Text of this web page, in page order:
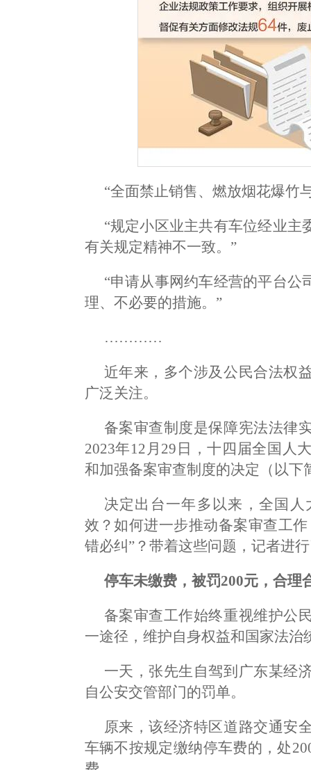
“全面禁止销售、燃放烟花爆竹
“规定小区业主共有车位经业
有关规定精神不一致。”
“申请从事网约车经营的平台
理、不必要的措施。”
…………
近年来，多个涉及公民合法权
广泛关注。
备案审查制度是保障宪法法律
2023年12月29日，十四届全国人
和加强备案审查制度的决定（以下
决定出台一年多以来，全国
效？如何进一步推动备案审查工
错必纠”？带着这些问题，记者进
停车未缴费，被罚200元，合理
备案审查工作始终重视维护公
一途径，维护自身权益和国家法治
一天，张先生自驾到广东某经
自公安交管部门的罚单。
原来，该经济特区道路交通安
车辆不按规定缴纳停车费的，处